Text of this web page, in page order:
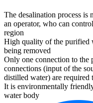
The desalination process is
an operator, who can
region
High quality of the purified
being removed
Only one connection to the
connections (input of the
distilled water) are required
It is environmentally
water body